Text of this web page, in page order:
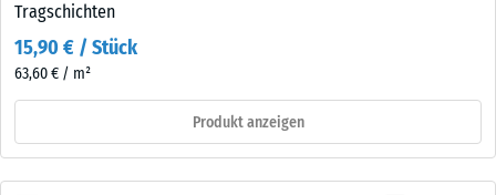
Tragschichten
15,90 € / Stück
63,60 € / m²
Produkt anzeigen